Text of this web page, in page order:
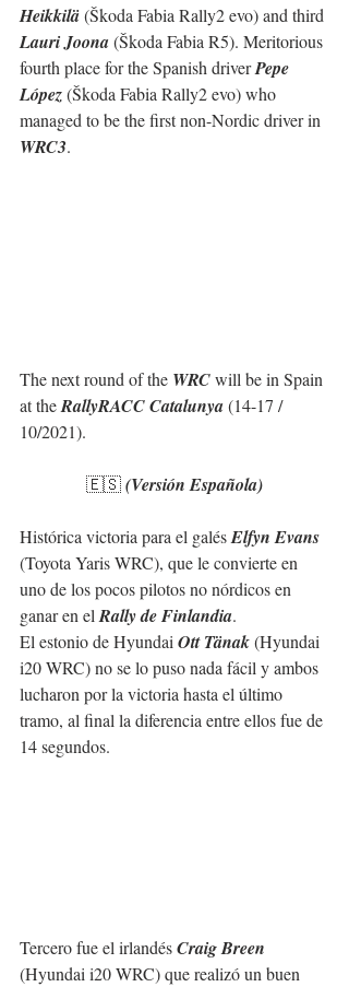
Heikkilä (Škoda Fabia Rally2 evo) and third
Lauri Joona (Škoda Fabia R5). Meritorious
fourth place for the Spanish driver Pepe
López (Škoda Fabia Rally2 evo) who
managed to be the first non-Nordic driver in
WRC3.
The next round of the WRC will be in Spain
at the RallyRACC Catalunya (14-17 /
10/2021).
🇪🇸 (Versión Española)
Histórica victoria para el galés Elfyn Evans
(Toyota Yaris WRC), que le convierte en
uno de los pocos pilotos no nórdicos en
ganar en el Rally de Finlandia.
El estonio de Hyundai Ott Tänak (Hyundai
i20 WRC) no se lo puso nada fácil y ambos
lucharon por la victoria hasta el último
tramo, al final la diferencia entre ellos fue de
14 segundos.
Tercero fue el irlandés Craig Breen
(Hyundai i20 WRC) que realizó un buen